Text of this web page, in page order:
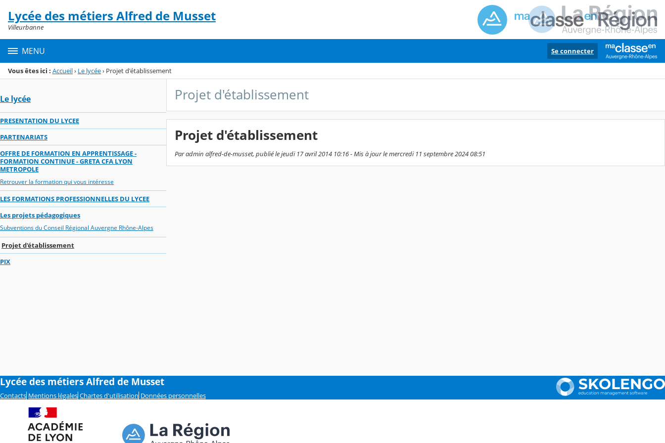
Menu de la rubrique
Contenu
Lycée des métiers Alfred de Musset
Villeurbanne
MENU Se connecter
Vous êtes ici : Accueil› Le lycée› Projet d'établissement
Le lycée
PRESENTATION DU LYCEE
PARTENARIATS
OFFRE DE FORMATION EN APPRENTISSAGE -
FORMATION CONTINUE - GRETA CFA LYON
METROPOLE
Retrouver la formation qui vous intéresse
LES FORMATIONS PROFESSIONNELLES DU LYCEE
Les projets pédagogiques
Subventions du Conseil Régional Auvergne Rhône-Alpes
Projet d'établissement
PIX
Projet d'établissement
Projet d'établissement
Par admin alfred-de-musset, publié le jeudi 17 avril 2014 10:16 - Mis à jour le mercredi 11 septembre 2024 08:51
Lycée des métiers Alfred de Musset
Contacts Mentions légales Chartes d'utilisation Données personnelles